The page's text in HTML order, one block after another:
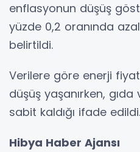
enflasyonun düşüş
yüzde 0,2 oranında
belirtildi.
Verilere göre enerji
düşüş yaşanırken, gıda
sabit kaldığı ifade edildi.
Hibya Haber Ajansı